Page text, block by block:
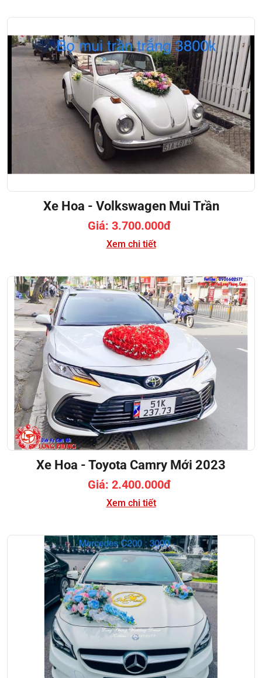
Xe Hoa - Volkswagen Mui Trần
Giá: 3.700.000đ
Xem chi tiết
Xe Hoa - Toyota Camry Mới 2023
Giá: 2.400.000đ
Xem chi tiết